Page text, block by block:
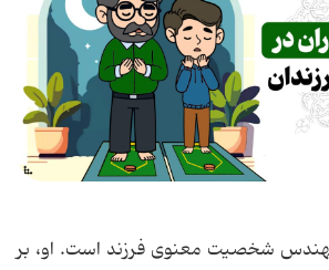
مهندس شخصیت معنوی فرزند است. او، بر